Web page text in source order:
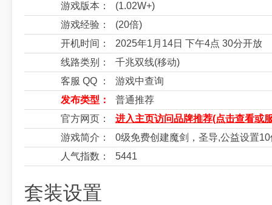
游戏版本：
(1.02W+)
游戏经验：
(20倍)
开机时间：
2025年1月14日 下午4点 30分开放
线路类别：
千兆双线(移动)
客服 QQ ：
游戏中查询
发布类型：
普通推荐
官方网页：
进入主页访问品牌推荐(点击查看或
游戏简介：
0级免费创建魔剑，圣导,公益设置
人气指数：
5441
套装设置